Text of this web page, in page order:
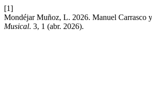
[1]
Mondéjar Muñoz, L. 2026. Manuel Carrasco
Musical. 3, 1 (abr. 2026).